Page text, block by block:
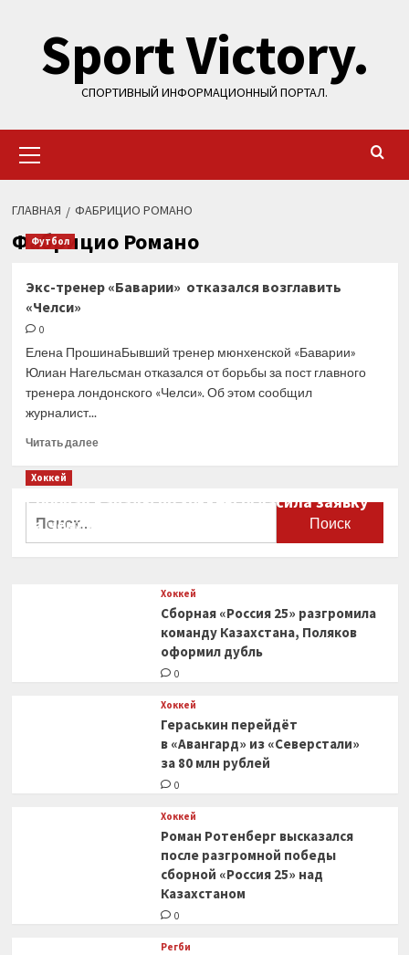
содержимому
Sport Victory.
СПОРТИВНЫЙ ИНФОРМАЦИОННЫЙ ПОРТАЛ.
меню
ГЛАВНАЯ ФАБРИЦИО РОМАНО
Фабрицио Романо
Футбол
Экс-тренер «Баварии» отказался возглавить
«Челси»
0
Елена ПрошинаБывший тренер мюнхенской «Баварии»
Юлиан Нагельсман отказался от борьбы за пост главного
тренера лондонского «Челси». Об этом сообщил
журналист...
Читать далееПрочитать
отказался
Хоккей
Сборная Канады по хоккею огласила заявку
на чемпионат мира
Хоккей
Сборная «Россия 25» разгромила
команду Казахстана, Поляков
оформил дубль
0
Хоккей
Гераськин перейдёт
в «Авангард» из «Северстали»
за 80 млн рублей
0
Хоккей
Роман Ротенберг высказался
после разгромной победы
сборной «Россия 25» над
Казахстаном
0
Регби